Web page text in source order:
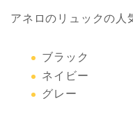
アネロのリュックの人
ブラック
ネイビー
グレー